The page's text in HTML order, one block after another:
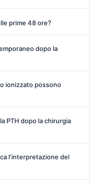
prime 48 ore?
dopo la
ionizzato possono
PTH dopo la chirurgia
l’interpretazione del